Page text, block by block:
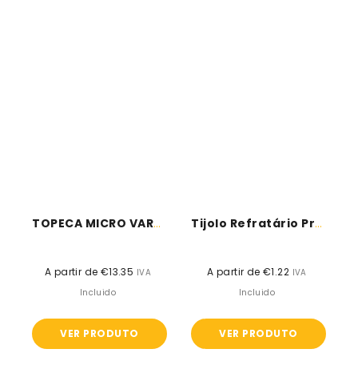
TOPECA MICRO VARNISH AC
Preço
normal
A partir de €13.35 IVA
Incluido
VER PRODUTO
Tijolo Refratário Prensado Branco Terra
Preço
normal
A partir de €1.22 IVA
Incluido
VER PRODUTO